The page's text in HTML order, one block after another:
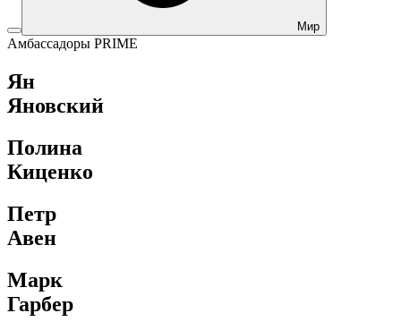
Мир
Амбассадоры PRIME
Ян
Яновский
Полина
Киценко
Петр
Авен
Марк
Гарбер